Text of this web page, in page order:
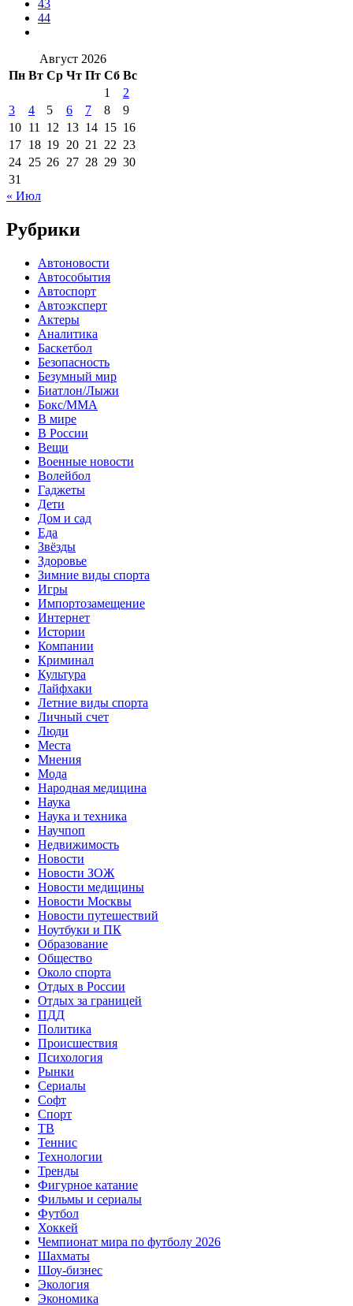
43
44
Август 2026
Пн Вт Ср Чт Пт Сб Вс
1
2
3
4 5 6 7 8
9
10 11 12 13 14 15 16
17 18 19 20 21 22 23
24 25 26 27 28 29 30
31
« Июл
Рубрики
Автоновости
Автособытия
Автоспорт
Автоэксперт
Актеры
Аналитика
Баскетбол
Безопасность
Безумный мир
Биатлон/Лыжи
Бокс/MMA
В мире
В России
Вещи
Военные новости
Волейбол
Гаджеты
Дети
Дом и сад
Еда
Звёзды
Здоровье
Зимние виды спорта
Игры
Импортозамещение
Интернет
Истории
Компании
Криминал
Культура
Лайфхаки
Летние виды спорта
Личный счет
Люди
Места
Мнения
Мода
Народная медицина
Наука
Наука и техника
Научпоп
Недвижимость
Новости
Новости ЗОЖ
Новости медицины
Новости Москвы
Новости путешествий
Ноутбуки и ПК
Образование
Общество
Около спорта
Отдых в России
Отдых за границей
ПДД
Политика
Происшествия
Психология
Рынки
Сериалы
Софт
Спорт
ТВ
Теннис
Технологии
Тренды
Фигурное катание
Фильмы и сериалы
Футбол
Хоккей
Чемпионат мира по футболу 2026
Шахматы
Шоу-бизнес
Экология
Экономика